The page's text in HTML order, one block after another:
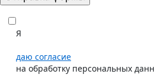
Я
даю согласие
на обработку персональных